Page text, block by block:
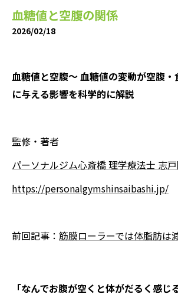
血糖値と空腹の関係
2026/02/18
血糖値と空腹〜 血糖値の変動が空腹・
に与える影響を科学的に解説
監修・著者
パーソナルジム心斎橋 理学療法士 志
https://personalgymshinsaibashi.jp/
前回記事： 筋膜ローラーでは体脂肪は
「なんでお腹が空くと体がだるく感じ